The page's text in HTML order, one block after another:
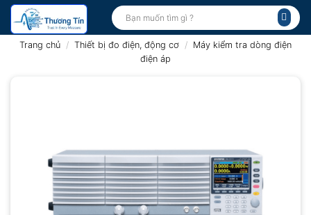
Bỏ
qua
Tìm
kiếm:
Trang chủ / Thiết bị đo điện, động cơ /
Máy kiểm tra dòng điện
điện áp